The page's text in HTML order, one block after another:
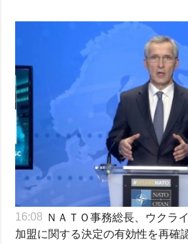
16:08 ＮＡＴＯ事務総長、ウクラ
加盟に関する決定の有効性を再確